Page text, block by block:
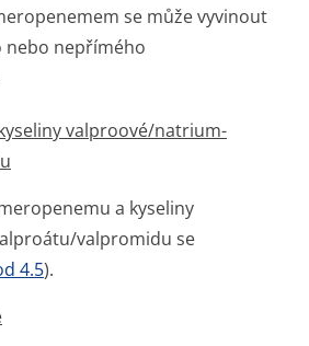
se může vyvinout
nepřímého
valproové/natrium-
a kyseliny
val­promidu se
4.5).